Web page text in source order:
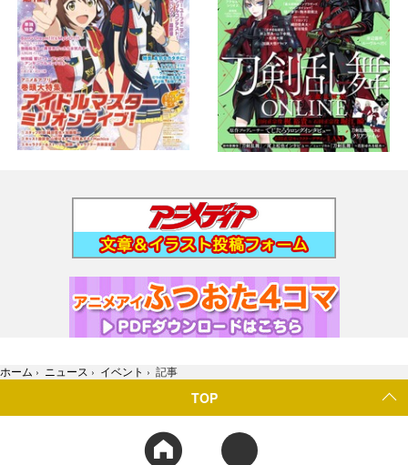
ホーム › ニュース › イベント › 記事
TOP